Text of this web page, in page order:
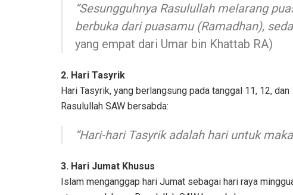
“Sesungguhnya Rasulullah melarang
berbuka dari puasamu (Ramadhan),
yang empat dari Umar bin Khattab RA)
2. Hari Tasyrik
Hari Tasyrik, yang berlangsung pada tanggal 11, 12,
Rasulullah SAW bersabda:
“Hari-hari Tasyrik adalah hari untuk
3. Hari Jumat Khusus
Islam menganggap hari Jumat sebagai hari raya